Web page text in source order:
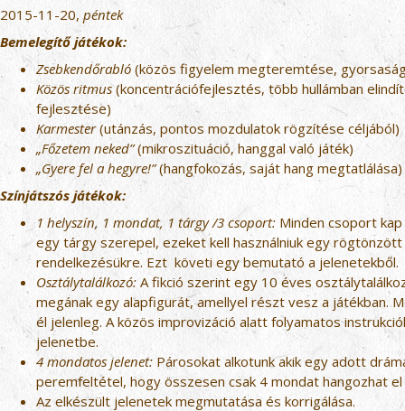
2015-11-20,péntek
Bemelegítő játékok:
Zsebkendőrabló (közös figyelem megteremtése,
Közös ritmus (koncentrációfejlesztés, több hullámban
fejlesztése)
Karmester(utánzás, pontos mozdulatok rögzítése céljából)
„Főzetem neked”(mikroszituáció, hanggal való játék)
„Gyere fel a hegyre!”(hangfokozás, saját hang megtatlálása)
Színjátszós játékok:
1 helyszín, 1 mondat, 1 tárgy /3 csoport: Minden csoport
egy tárgy szerepel, ezeket kell használniuk egy
rendelkezésükre. Ezt követi egy bemutató a jelenetekből.
Osztálytalálkozó: A fikció szerint egy 10 éves
megának egy alapfigurát, amellyel részt vesz a játékban.
él jelenleg. A közös improvizáció alatt folyamatos
jelenetbe.
4 mondatos jelenet: Párosokat alkotunk akik egy adott
peremfeltétel, hogy összesen csak 4 mondat hangozhat
Az elkészült jelenetek megmutatása és korrigálása.